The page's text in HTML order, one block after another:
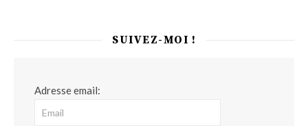
SUIVEZ-MOI !
Adresse email: